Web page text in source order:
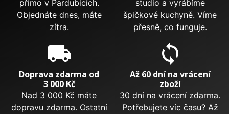
přímo v Pardubicích.
Objednáte dnes, máte
zítra.
studio a vyrábíme
špičkové kuchyně. Víme
přesně, co funguje.
local_shipping
Doprava zdarma od
3 000 Kč
Nad 3 000 Kč máte
dopravu zdarma. Ostatní
sync
Až 60 dní na vrácení
zboží
30 dní na vrácení zdarma.
Potřebujete víc času? Až